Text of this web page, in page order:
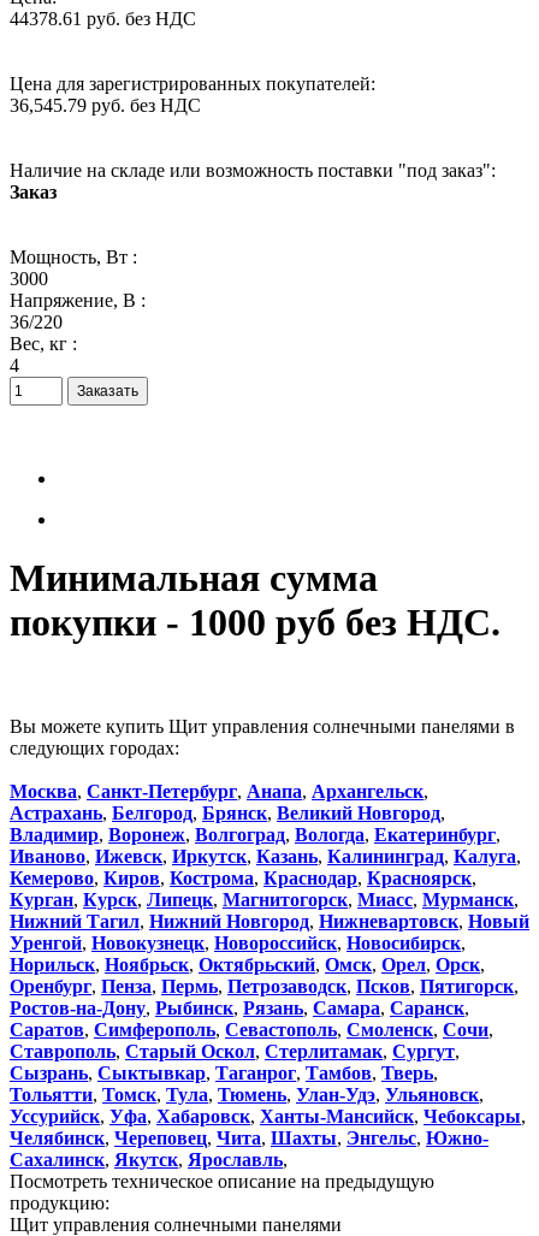
44378.61 руб. без НДС
Цена для зарегистрированных покупателей:
36,545.79 руб. без НДС
Наличие на складе или возможность поставки "под заказ":
Заказ
Мощность, Вт :
3000
Напряжение, В :
36/220
Вес, кг :
4
Минимальная сумма
покупки - 1000 руб без НДС.
Вы можете купить Щит управления солнечными панелями в
следующих городах:
Москва, Санкт-Петербург, Анапа, Архангельск,
Астрахань, Белгород, Брянск, Великий Новгород,
Владимир, Воронеж, Волгоград, Вологда, Екатеринбург,
Иваново, Ижевск, Иркутск, Казань, Калининград, Калуга,
Кемерово, Киров, Кострома, Краснодар, Красноярск,
Курган, Курск, Липецк, Магнитогорск, Миасс, Мурманск,
Нижний Тагил, Нижний Новгород, Нижневартовск, Новый
Уренгой, Новокузнецк, Новороссийск, Новосибирск,
Норильск, Ноябрьск, Октябрьский, Омск, Орел, Орск,
Оренбург, Пенза, Пермь, Петрозаводск, Псков, Пятигорск,
Ростов-на-Дону, Рыбинск, Рязань, Самара, Саранск,
Саратов, Симферополь, Севастополь, Смоленск, Сочи,
Ставрополь, Старый Оскол, Стерлитамак, Сургут,
Сызрань, Сыктывкар, Таганрог, Тамбов, Тверь,
Тольятти, Томск, Тула, Тюмень, Улан-Удэ, Ульяновск,
Уссурийск, Уфа, Хабаровск, Ханты-Мансийск, Чебоксары,
Челябинск, Череповец, Чита, Шахты, Энгельс, Южно-
Сахалинск, Якутск, Ярославль,
Посмотреть техническое описание на предыдущую
продукцию:
Щит управления солнечными панелями